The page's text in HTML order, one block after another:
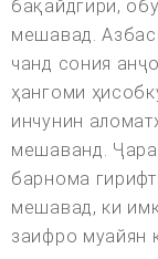
бақайдгирӣ,
мешавад.
чанд сония
ҳангоми
инчунин
мешаванд.
барнома
мешавад, ки
заифро муайян